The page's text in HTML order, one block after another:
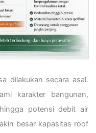
dilakukan secara asal.
karakter bangunan,
potensi debit air
besar kapasitas roof